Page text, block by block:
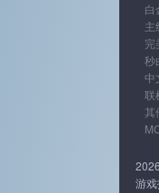
白
主
完
秒
中
联
其
游